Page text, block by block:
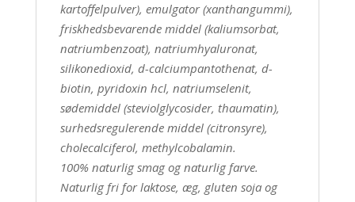
kartoffelpulver), emulgator (xanthangummi),
friskhedsbevarende middel (kaliumsorbat,
natriumbenzoat), natriumhyaluronat,
silikonedioxid, d-calciumpantothenat, d-
biotin, pyridoxin hcl, natriumselenit,
sødemiddel (steviolglycosider, thaumatin),
surhedsregulerende middel (citronsyre),
cholecalciferol, methylcobalamin.
100% naturlig smag og naturlig farve.
Naturlig fri for laktose, æg, gluten soja og